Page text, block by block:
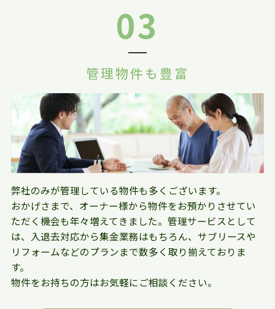
03
管理物件も豊富
弊社のみが管理している物件も多くございます。
おかげさまで、オーナー様から物件をお預かりさせてい
ただく機会も年々増えてきました。管理サービスとして
は、入退去対応から集金業務はもちろん、サブリースや
リフォームなどのプランまで数多く取り揃えておりま
す。
物件をお持ちの方はお気軽にご相談ください。